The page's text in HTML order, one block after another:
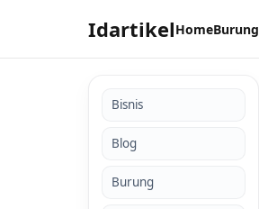
IdartikelHomeBurung
Bisnis
Blog
Burung